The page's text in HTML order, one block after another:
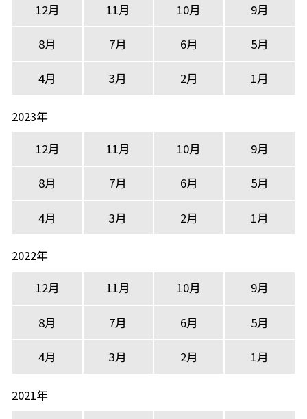
12月
11月 10月 9月
8月 7月 6月 5月
4月 3月 2月 1月
2023年
12月
11月 10月 9月
8月 7月 6月 5月
4月 3月 2月 1月
2022年
12月
11月 10月 9月
8月 7月 6月 5月
4月 3月 2月 1月
2021年